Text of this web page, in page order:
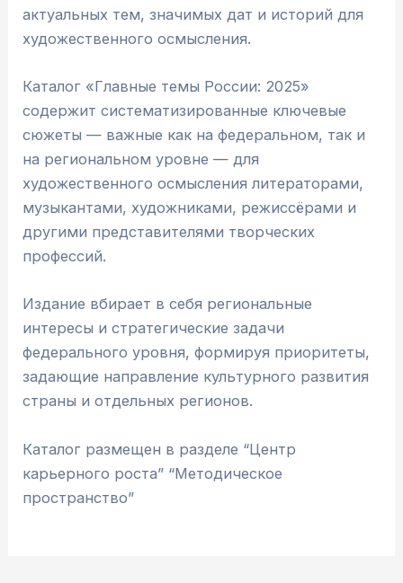
актуальных тем, значимых дат и историй для
художественного осмысления.
Каталог «Главные темы России: 2025»
содержит систематизированные ключевые
сюжеты — важные как на федеральном, так и
на региональном уровне — для
художественного осмысления литераторами,
музыкантами, художниками, режиссёрами и
другими представителями творческих
профессий.
Издание вбирает в себя региональные
интересы и стратегические задачи
федерального уровня, формируя приоритеты,
задающие направление культурного развития
страны и отдельных регионов.
Каталог размещен в разделе “Центр
карьерного роста” “Методическое
пространство”